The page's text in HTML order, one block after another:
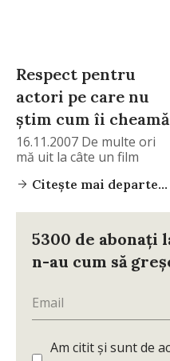
Respect pentru
actori pe care nu
ştim cum îi cheamă
16.11.2007 De multe ori
mă uit la câte un film
Citește mai departe...
5300 de abonați
n-au cum să
Am citit și sunt de